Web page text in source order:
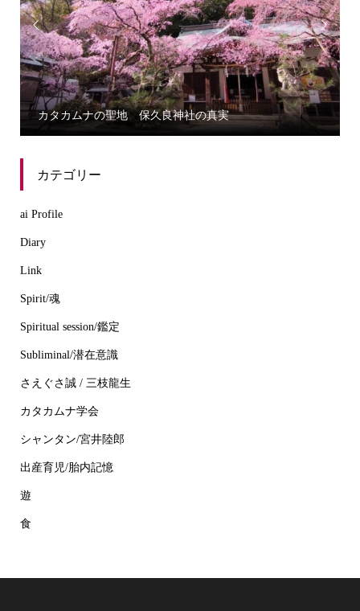

誰にでもわかる三種の神器から学ぶカタカムナ

カテゴリー
ai Profile
Diary
Link
Spirit/魂
Spiritual session/鑑定
Subliminal/潜在意識
さえぐさ誠 / 三枝龍生
カタカムナ学会
シャンタン/宮井陸郎
出産育児/胎内記憶
遊
食